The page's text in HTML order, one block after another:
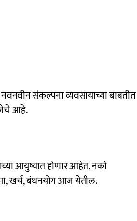
संकल्पना व्यवसायाच्या बाबतीत
आहे.
आयुष्यात होणार आहेत. नको
खर्च, बंधनयोग आज येतील.